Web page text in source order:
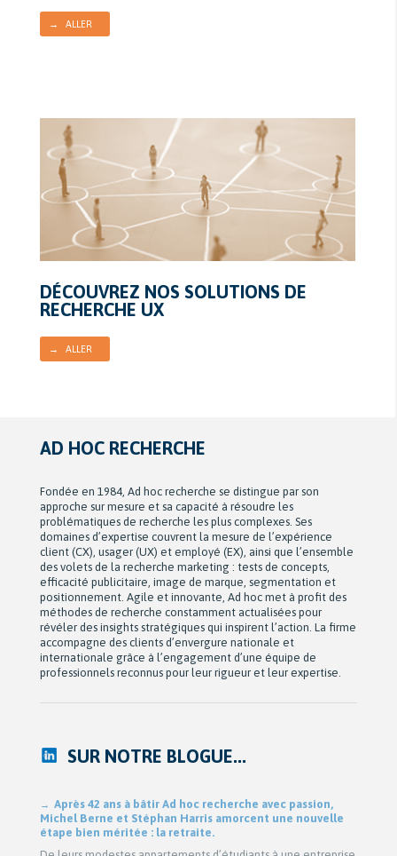
→ ALLER
DÉCOUVREZ NOS SOLUTIONS DE
RECHERCHE UX
→ ALLER
AD HOC RECHERCHE
Fondée en 1984, Ad hoc recherche se distingue par son
approche sur mesure et sa capacité à résoudre les
problématiques de recherche les plus complexes. Ses
domaines d’expertise couvrent la mesure de l’expérience
client (CX), usager (UX) et employé (EX), ainsi que l’ensemble
des volets de la recherche marketing : tests de concepts,
efficacité publicitaire, image de marque, segmentation et
positionnement. Agile et innovante, Ad hoc met à profit des
méthodes de recherche constamment actualisées pour
révéler des insights stratégiques qui inspirent l’action. La firme
accompagne des clients d’envergure nationale et
internationale grâce à l’engagement d’une équipe de
professionnels reconnus pour leur rigueur et leur expertise.
SUR NOTRE BLOGUE...
Après 42 ans à bâtir Ad hoc recherche avec passion,
Michel Berne et Stéphan Harris amorcent une nouvelle
étape bien méritée : la retraite.